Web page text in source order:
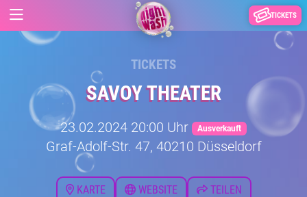
TICKETS
TICKETS
SAVOY THEATER
23.02.2024 20:00 Uhr Ausverkauft
Graf-Adolf-Str. 47, 40210 Düsseldorf
KARTE WEBSITE TEILEN